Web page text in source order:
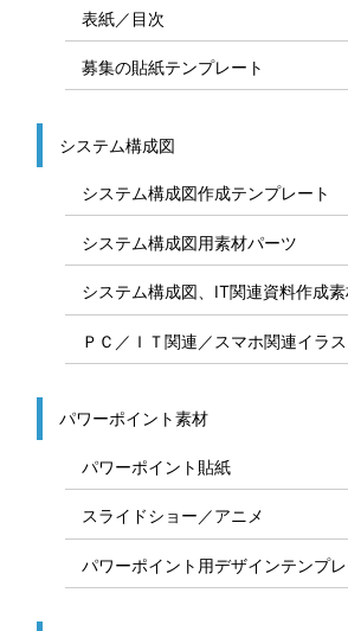
表紙／目次
募集の貼紙テンプレート
システム構成図
システム構成図作成テンプレート
システム構成図用素材パーツ
システム構成図、IT関連資料作成
ＰＣ／ＩＴ関連／スマホ関連イラス
パワーポイント素材
パワーポイント貼紙
スライドショー／アニメ
パワーポイント用デザインテンプレ